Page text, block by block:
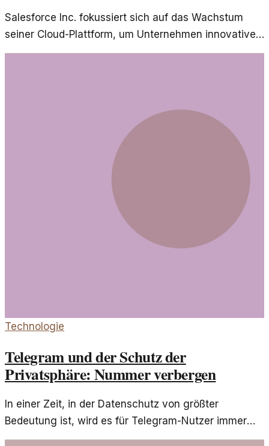
Salesforce Inc. fokussiert sich auf das Wachstum
seiner Cloud-Plattform, um Unternehmen innovative
Lösungen zu bieten. Mit neuen Funktionen und einer
Technologie
Telegram und der Schutz der
Privatsphäre: Nummer verbergen
In einer Zeit, in der Datenschutz von größter
Bedeutung ist, wird es für Telegram-Nutzer immer
wichtiger, ihre Telefonnummer zu schützen. Hier